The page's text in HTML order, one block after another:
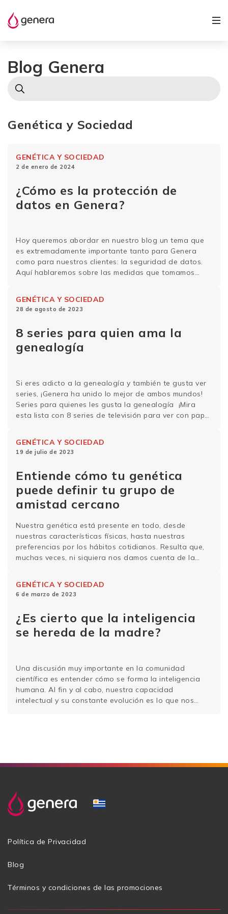
Blog Genera
Genética y Sociedad
GENÉTICA Y SOCIEDAD
2 de enero de 2024
¿Cómo es la protección de
datos en Genera?
Hoy queremos abordar en nuestro blog un tema que
es extremadamente importante tanto para Genera
como para nuestros clientes: la seguridad de datos.
Aquí hablaremos sobre las medidas que tomamos
nuestros clientes, con la intención de que todas las
personas que hayan realizado o deseen realizar su …
Sigue leyendo
GENÉTICA Y SOCIEDAD
28 de agosto de 2023
8 series para quien ama la
genealogía
Si eres adicto a la genealogía y también te gusta ver
series, ¡Genera ha unido lo mejor de ambos mundos!
Series para quienes les gusta la genealogía ¡Mira
esta lista con 8 series de televisión para ver con papel
personajes! 1.Dark Imagen: reproducción/Netflix Si …
Sigue leyendo
GENÉTICA Y SOCIEDAD
19 de julio de 2023
Entiende cómo tu genética
puede definir tu grupo de
amistad cercano
Nuestra genética está presente en todo, desde
nuestras características físicas, hasta nuestras
preferencias por los hábitos cotidianos. Resulta que,
muchas veces, ni siquiera nos damos cuenta de la
comportamos y nos relacionamos en la sociedad.
Incluso puede interferir en nuestras amistades e
GENÉTICA Y SOCIEDAD
6 de marzo de 2023
¿Es cierto que la inteligencia
se hereda de la madre?
Una discusión muy importante en la comunidad
científica es entender cómo se forma la inteligencia
humana. Al fin y al cabo, nuestra capacidad
intelectual y su constante evolución es lo que nos
Política de Privacidad
Blog
Términos y condiciones de las promociones